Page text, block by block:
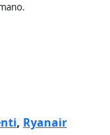
, Ryanair